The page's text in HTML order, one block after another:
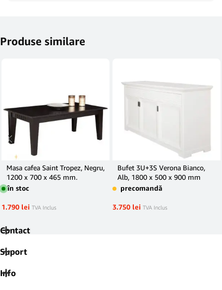
Produse similare
Masa cafea Saint Tropez, Negru,
1200 x 700 x 465 mm.
în stoc
1.790 lei TVA Inclus
Bufet 3U+3S Verona Bianco,
Alb, 1800 x 500 x 900 mm
precomandă
3.750 lei TVA Inclus
Contact
Suport
Info